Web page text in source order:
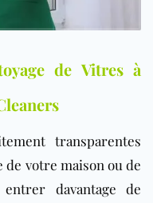
de Vitres à
transparentes
de votre maison ou de
davantage de